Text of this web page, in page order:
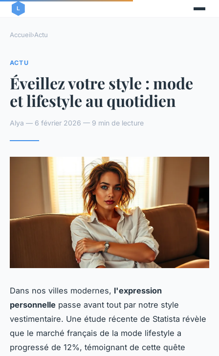
Accueil›Actu
ACTU
Éveillez votre style : mode
et lifestyle au quotidien
Alya — 6 février 2026 — 9 min de lecture
Dans nos villes modernes, l'expression
personnelle passe avant tout par notre style
vestimentaire. Une étude récente de Statista révèle
que le marché français de la mode lifestyle a
progressé de 12%, témoignant de cette quête